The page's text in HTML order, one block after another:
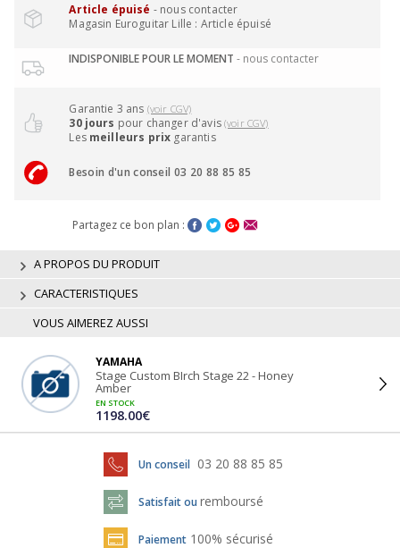
Article épuisé - nous contacter
Magasin Euroguitar Lille : Article épuisé
INDISPONIBLE POUR LE MOMENT - nous contacter
Garantie 3 ans (voir CGV)
30 jours pour changer d'avis(voir CGV)
Les meilleurs prix garantis
Besoin d'un conseil 03 20 88 85 85
Partagez ce bon plan :
A PROPOS DU PRODUIT
CARACTERISTIQUES
VOUS AIMEREZ AUSSI
YAMAHA
Stage Custom BIrch Stage 22 - Honey
Amber
EN STOCK
1198.00€
Un conseil 03 20 88 85 85
Satisfait ou remboursé
Paiement 100% sécurisé